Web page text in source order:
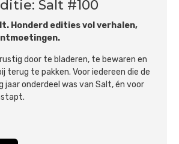
Salt #100
Honderd edities vol verhalen,
door te bladeren, te bewaren en
terug te pakken. Voor iedereen die de
onderdeel was van Salt, én voor